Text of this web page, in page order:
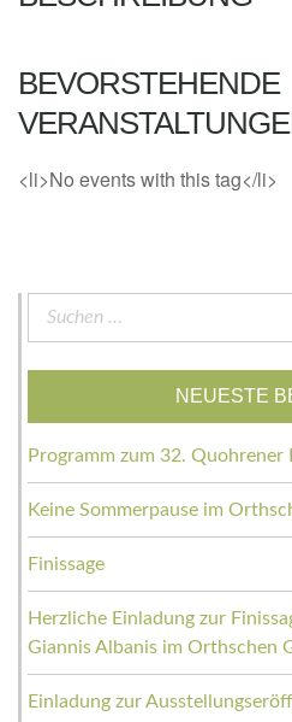
BEVORSTEHENDE
<li>No events with this tag</li>
Suchen
NEUESTE
Programm zum 32.
Keine Sommerpause im
Finissage
Herzliche Einladung zur
Giannis Albanis im Orthschen
Einladung zur